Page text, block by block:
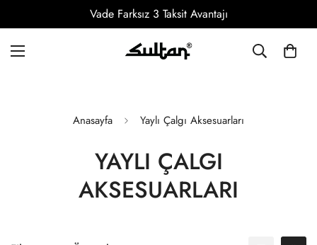
Vade Farksız 3 Taksit Avantajı
Anasayfa Yaylı Çalgı Aksesuarları
YAYLI ÇALGI
AKSESUARLARI